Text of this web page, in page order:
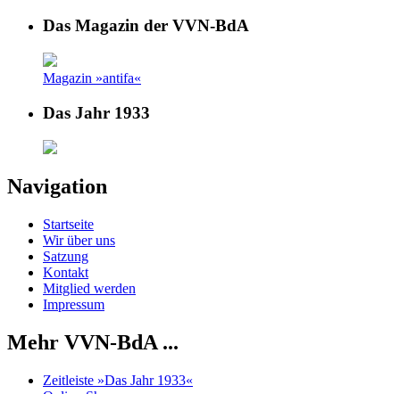
Das Magazin der VVN-BdA
Magazin »antifa«
Das Jahr 1933
Navigation
Startseite
Wir über uns
Satzung
Kontakt
Mitglied werden
Impressum
Mehr VVN-BdA ...
Zeitleiste »Das Jahr 1933«